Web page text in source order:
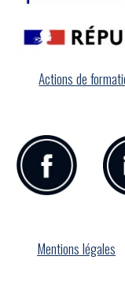
Actions de
Mentions légales